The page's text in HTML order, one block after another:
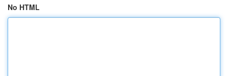
No HTML